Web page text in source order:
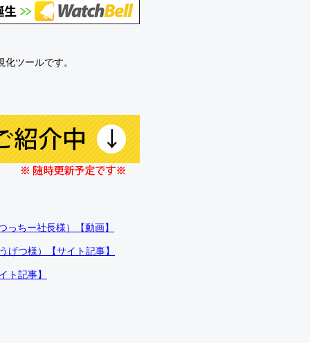
ツールです。
ちー社長様）【動画】
げつ様）【サイト記事】
ト記事】